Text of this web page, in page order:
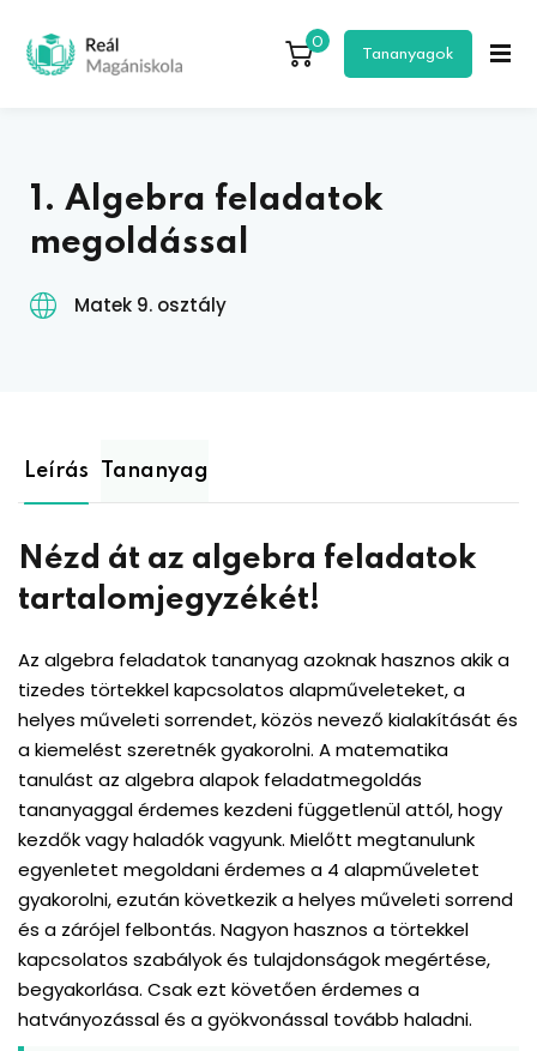
0
Tananyagok
1. Algebra feladatok
megoldással
Matek 9. osztály
Leírás Tananyag
Nézd át az algebra feladatok
tartalomjegyzékét!
Az algebra feladatok tananyag azoknak hasznos akik a
tizedes törtekkel kapcsolatos alapműveleteket, a
helyes műveleti sorrendet, közös nevező kialakítását és
a kiemelést szeretnék gyakorolni. A matematika
tanulást az algebra alapok feladatmegoldás
tananyaggal érdemes kezdeni függetlenül attól, hogy
kezdők vagy haladók vagyunk. Mielőtt megtanulunk
egyenletet megoldani érdemes a 4 alapműveletet
gyakorolni, ezután következik a helyes műveleti sorrend
és a zárójel felbontás. Nagyon hasznos a törtekkel
kapcsolatos szabályok és tulajdonságok megértése,
begyakorlása. Csak ezt követően érdemes a
hatványozással és a gyökvonással tovább haladni.
Bejelentkezés Regisztráció